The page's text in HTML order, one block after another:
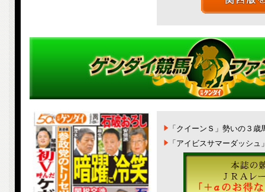
「クイーンＳ」勢いの３
「アイビスサマーダッシ